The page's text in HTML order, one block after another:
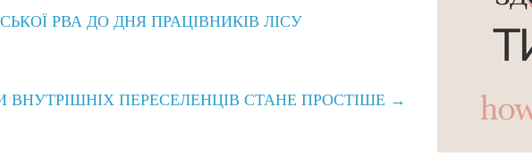
РВА ДО ДНЯ ПРАЦІВНИКІВ ЛІСУ
ВНУТРІШНІХ ПЕРЕСЕЛЕНЦІВ СТАНЕ ПРОСТІШЕ →